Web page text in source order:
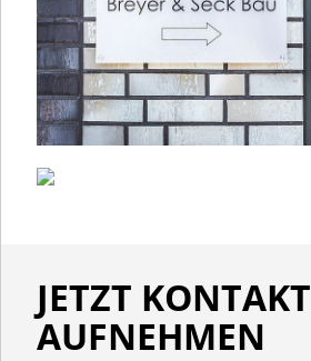
JETZT KONTAKT
AUFNEHMEN